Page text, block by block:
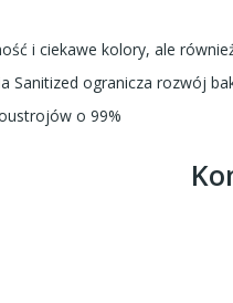
i ciekawe kolory, ale
Sanitized ogranicza rozwój
o 99%